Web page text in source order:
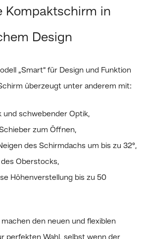
Kompaktschirm in
Design
„Smart“ für Design und Funktion
überzeugt unter anderem mit:
schwebender Optik,
zum Öffnen,
des Schirmdachs um bis zu 32°,
Oberstocks,
Höhenverstellung bis zu 50
den neuen und flexiblen